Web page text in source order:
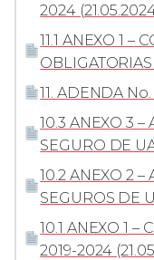
2024
11.1 ANEXO 1 –
11. ADENDA
10.3 ANEXO 3 –
SEGURO DE
10.2 ANEXO 2 –
SEGUROS DE
10.1 ANEXO 1 –
2019-2024